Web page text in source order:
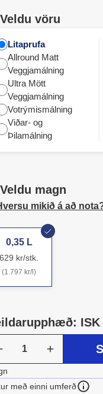
vöru
Litaprufa
Allround Matt
Veggjamálning
Ultra Mött
Veggjamálning
Votrýmismálning
Viðar- og
Þilamálning
magn
mikið á að
0,35 L
629 kr/stk.
(1.797 kr/l)
ISK
með einni umferð